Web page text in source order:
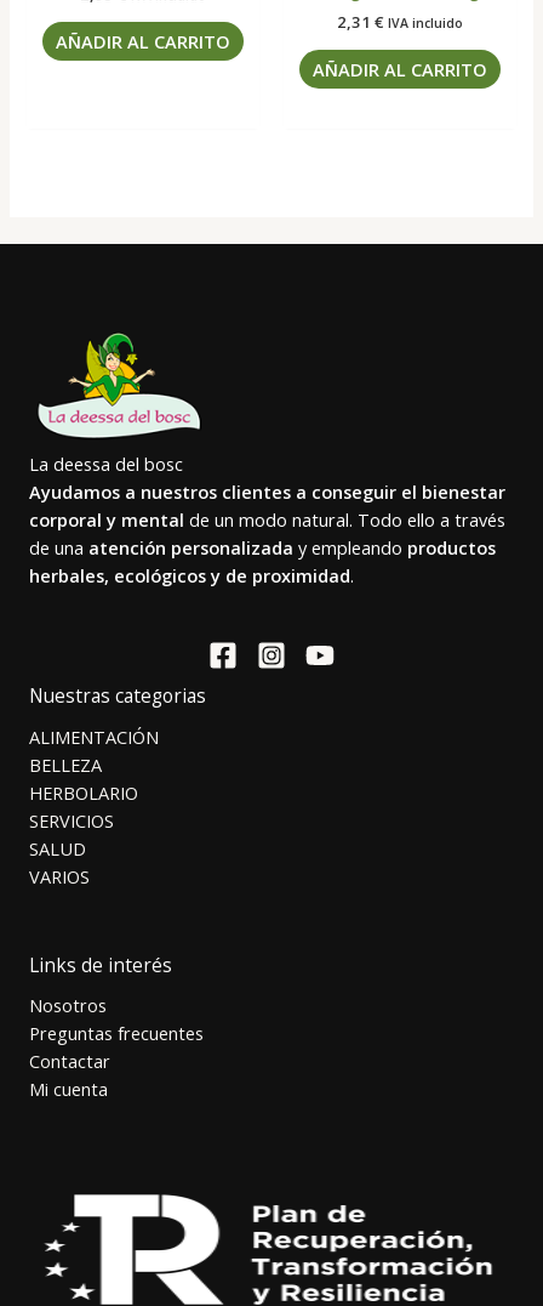
AÑADIR AL CARRITO
2,31 € IVA incluido
AÑADIR AL CARRITO
La deessa del bosc
Ayudamos a nuestros clientes a conseguir el bienestar
corporal y mental de un modo natural. Todo ello a través
de una atención personalizada y empleando productos
herbales, ecológicos y de proximidad.
Nuestras categorias
ALIMENTACIÓN
BELLEZA
HERBOLARIO
SERVICIOS
SALUD
VARIOS
Links de interés
Nosotros
Preguntas frecuentes
Contactar
Mi cuenta